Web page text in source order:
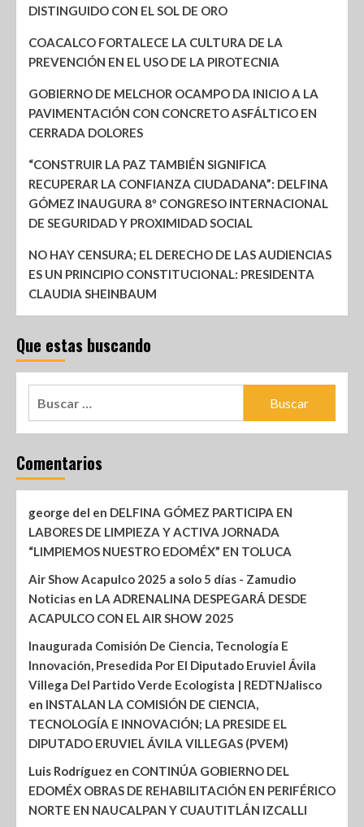
DISTINGUIDO CON EL SOL DE ORO
COACALCO FORTALECE LA CULTURA DE LA
PREVENCIÓN EN EL USO DE LA PIROTECNIA
GOBIERNO DE MELCHOR OCAMPO DA INICIO A LA
PAVIMENTACIÓN CON CONCRETO ASFÁLTICO EN
CERRADA DOLORES
“CONSTRUIR LA PAZ TAMBIÉN SIGNIFICA
RECUPERAR LA CONFIANZA CIUDADANA”: DELFINA
GÓMEZ INAUGURA 8º CONGRESO INTERNACIONAL
DE SEGURIDAD Y PROXIMIDAD SOCIAL
NO HAY CENSURA; EL DERECHO DE LAS AUDIENCIAS
ES UN PRINCIPIO CONSTITUCIONAL: PRESIDENTA
CLAUDIA SHEINBAUM
Que estas buscando
Comentarios
george del en DELFINA GÓMEZ PARTICIPA EN
LABORES DE LIMPIEZA Y ACTIVA JORNADA
“LIMPIEMOS NUESTRO EDOMÉX” EN TOLUCA
Air Show Acapulco 2025 a solo 5 días - Zamudio
Noticias en LA ADRENALINA DESPEGARÁ DESDE
ACAPULCO CON EL AIR SHOW 2025
Inaugurada Comisión De Ciencia, Tecnología E
Innovación, Presedida Por El Diputado Eruviel Ávila
Villega Del Partido Verde Ecologista | REDTNJalisco
en INSTALAN LA COMISIÓN DE CIENCIA,
TECNOLOGÍA E INNOVACIÓN; LA PRESIDE EL
DIPUTADO ERUVIEL ÁVILA VILLEGAS (PVEM)
Luis Rodríguez en CONTINÚA GOBIERNO DEL
EDOMÉX OBRAS DE REHABILITACIÓN EN PERIFÉRICO
NORTE EN NAUCALPAN Y CUAUTITLÁN IZCALLI